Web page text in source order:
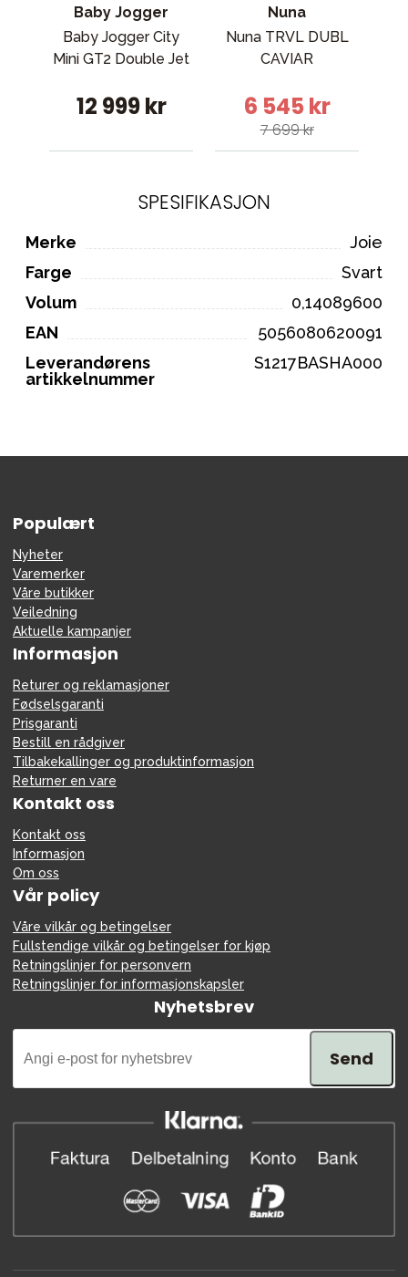
Baby Jogger
Baby Jogger City
Mini GT2 Double Jet
12 999 kr
Nuna
Nuna TRVL DUBL
CAVIAR
6 545 kr
7 699 kr
SPESIFIKASJON
Merke
Joie
Farge
Svart
Volum
0,14089600
EAN
5056080620091
Leverandørens
artikkelnummer
S1217BASHA000
Populært
Nyheter
Varemerker
Våre butikker
Veiledning
Aktuelle kampanjer
Informasjon
Returer og reklamasjoner
Fødselsgaranti
Prisgaranti
Bestill en rådgiver
Tilbakekallinger og produktinformasjon
Returner en vare
Kontakt oss
Kontakt oss
Informasjon
Om oss
Vår policy
Våre vilkår og betingelser
Fullstendige vilkår og betingelser for kjøp
Retningslinjer for personvern
Retningslinjer for informasjonskapsler
Nyhetsbrev
Send